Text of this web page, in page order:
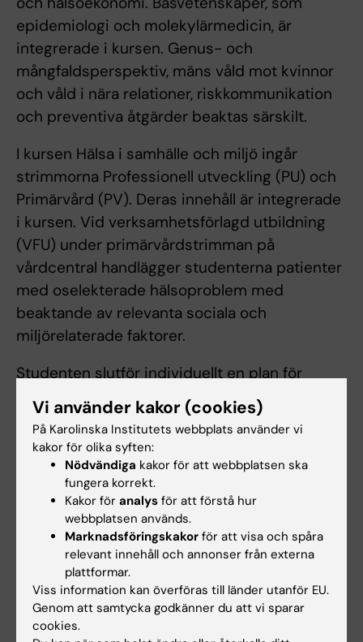
epidemiologi och molekylärmedicin, är
integrerade i kursen. Genus- och
mångfaldsperspektiv, mäns våld mot kvinnor
och våld i nära relationer, riskkommunikation
och preventiva åtgärder beaktas särskilt.
I kursen Hälsa i samhälle och miljö ingår
strimmorna Professionell utveckling (PU) och
Primärvård (PV). Deras innehåll är integrerade
i kursen. Vid verksamhetsförlagd utbildning
(VFU) under primärvårdstrimman på
vårdcentral handlägger studenterna patienter
med oselekterade hälsoproblem med
beaktande av relevanta sociala och
miljörelaterade faktorer.
Studenten slutför individuellt en plan för
förbättringsarbete att presentera för grupp
med åtföljande kamratåterkoppling och
diskussion som berör hur projekten relaterar
till kursens övriga kärnämnen. En
sammanfattning av diskussionen inkluderas i
en muntlig presentation av slutversionen av
planen för förbättringsarbetet.
Arbetsformer
Kursens undervisningsformer och
Vi använder kakor (cookies)
På Karolinska Institutets webbplats använder vi
kakor för olika syften:
Nödvändiga kakor för att webbplatsen ska
fungera korrekt.
Kakor för analys för att förstå hur
webbplatsen används.
Marknadsföringskakor för att visa och spåra
relevant innehåll och annonser från externa
plattformar.
Viss information kan överföras till länder utanför EU.
Genom att samtycka godkänner du att vi sparar
cookies.